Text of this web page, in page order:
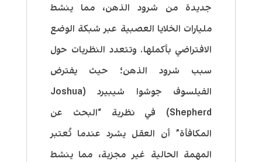
جديدة من شرود الذهن، مما ينشط
مليارات الخلايا العصبية عبر شبكة الوضع
الافتراضي بأكملها. وتتعدد النظريات حول
سبب شرود الذهن؛ حيث يفترض
الفيلسوف جوشوا شيبيرد (Joshua
Shepherd) في نظرية “البحث عن
المكافأة” أن العقل يشرد عندما تُعتبر
المهمة الحالية غير مجزية، مما ينشط